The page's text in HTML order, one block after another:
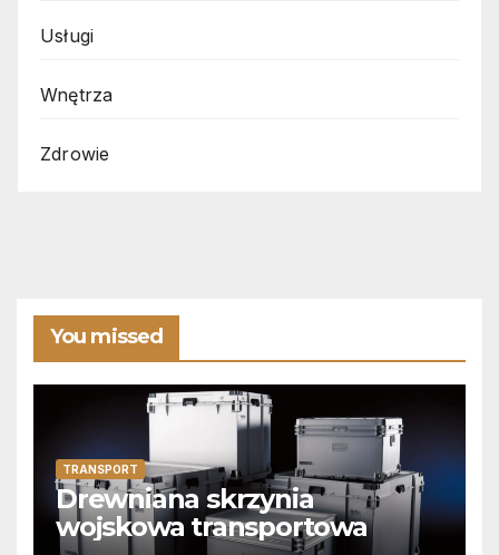
Usługi
Wnętrza
Zdrowie
You missed
TRANSPORT
Drewniana skrzynia
wojskowa transportowa